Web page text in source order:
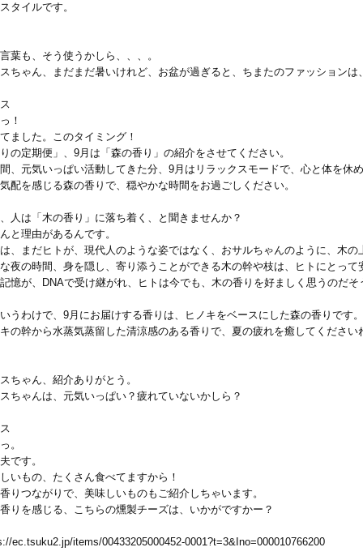
タイルです。
葉も、そう使うかしら、、、。
ちゃん、まだまだ暑いけれど、お盆が過ぎると、ちまたのファッションは
！
ました。このタイミング！
の定期便」、9月は「森の香り」の紹介をさせてください。
、元気いっぱい活動してきた分、9月はリラックスモードで、心と体を休
配を感じる森の香りで、穏やかな時間をお過ごしください。
人は「木の香り」に落ち着く、と聞きませんか？
と理由があるんです。
、まだヒトが、現代人のような姿ではなく、おサルちゃんのように、木
夜の時間、身を隠し、寄り添うことができる木の幹や枝は、ヒトにとって
憶が、DNAで受け継がれ、ヒトは今でも、木の香りを好ましく思うのだそ
うわけで、9月にお届けする香りは、ヒノキをベースにした森の香りです。
の幹から水蒸気蒸留した清涼感のある香りで、夏の疲れを癒してください
ちゃん、紹介ありがとう。
ちゃんは、元気いっぱい？疲れていないかしら？
。
です。
いもの、たくさん食べてますから！
りつながりで、美味しいものもご紹介しちゃいます。
りを感じる、こちらの燻製チーズは、いかがですかー？
ec.tsuku2.jp/items/00433205000452-0001?t=3&Ino=000010766200